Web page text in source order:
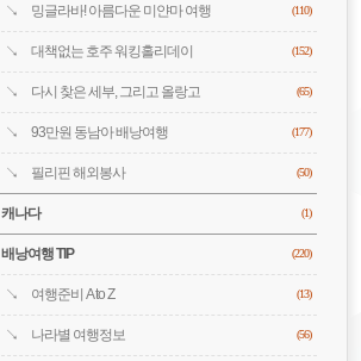
밍글라바! 아름다운 미얀마 여행 (110)
대책없는 호주 워킹홀리데이 (152)
다시 찾은 세부, 그리고 올랑고 (65)
93만원 동남아 배낭여행 (177)
필리핀 해외봉사 (50)
캐나다 (1)
배낭여행 TIP (220)
여행준비 A to Z (13)
나라별 여행정보 (56)